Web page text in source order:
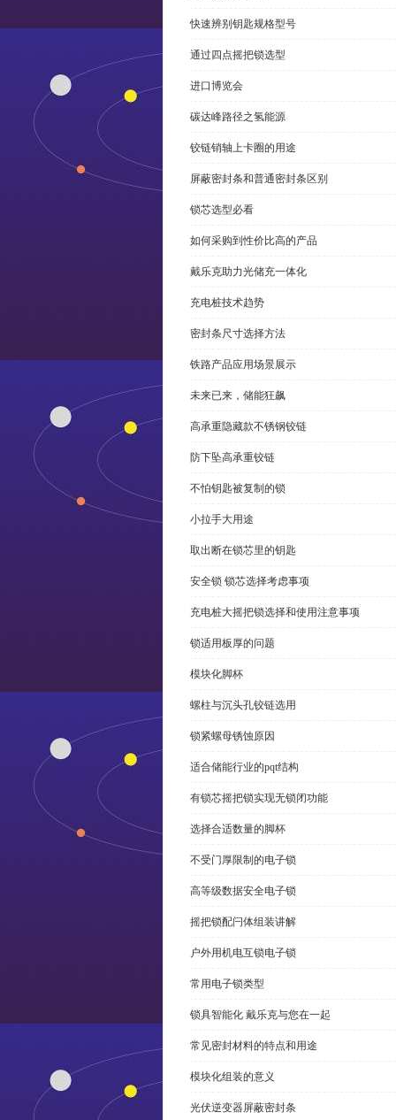
快速辨别钥匙规格型号
通过四点摇把锁选型
进口博览会
碳达峰路径之氢能源
铰链销轴上卡圈的用途
屏蔽密封条和普通密封条区别
锁芯选型必看
如何采购到性价比高的产品
戴乐克助力光储充一体化
充电桩技术趋势
密封条尺寸选择方法
铁路产品应用场景展示
未来已来，储能狂飙
高承重隐藏款不锈钢铰链
防下坠高承重铰链
不怕钥匙被复制的锁
小拉手大用途
取出断在锁芯里的钥匙
安全锁 锁芯选择考虑事项
充电桩大摇把锁选择和使用注意事项
锁适用板厚的问题
模块化脚杯
螺柱与沉头孔铰链选用
锁紧螺母锈蚀原因
适合储能行业的pqt结构
有锁芯摇把锁实现无锁闭功能
选择合适数量的脚杯
不受门厚限制的电子锁
高等级数据安全电子锁
摇把锁配闩体组装讲解
户外用机电互锁电子锁
常用电子锁类型
锁具智能化 戴乐克与您在一起
常见密封材料的特点和用途
模块化组装的意义
光伏逆变器屏蔽密封条